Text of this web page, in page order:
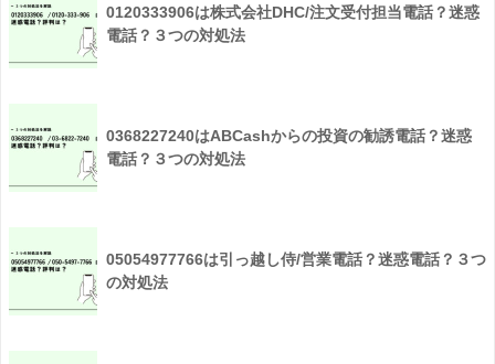
0120333906は株式会社DHC/注文受付担当電話？迷惑
電話？３つの対処法
0368227240はABCashからの投資の勧誘電話？迷惑
電話？３つの対処法
05054977766は引っ越し侍/営業電話？迷惑電話？３つ
の対処法